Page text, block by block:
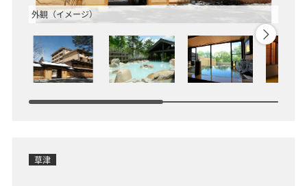
外観（イメージ）
草津